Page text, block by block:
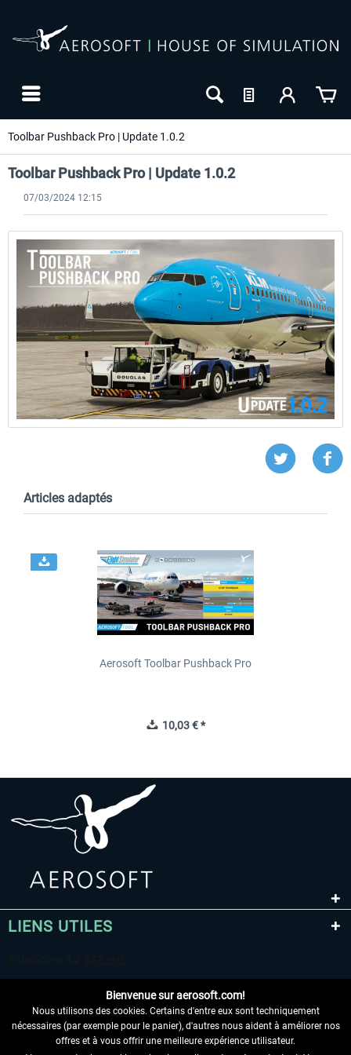
Toolbar Pushback Pro | Update 1.0.2
Toolbar Pushback Pro | Update 1.0.2
07/03/2024 12:15
Articles adaptés
Aerosoft Toolbar Pushback Pro
10,03 € *
LIENS UTILES
Bienvenue sur aerosoft.com!
Nous utilisons des cookies. Certains d'entre eux sont techniquement
nécessaires (par exemple pour le panier), d'autres nous aident à améliorer nos
offres et à vous offrir une meilleure expérience utilisateur.